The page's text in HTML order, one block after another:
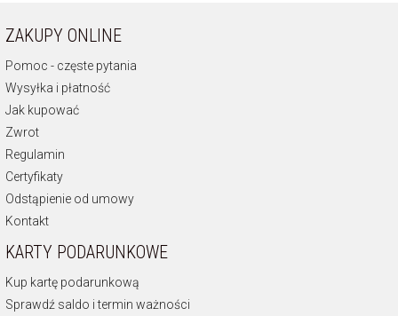
ZAKUPY ONLINE
Pomoc - częste pytania
Wysyłka i płatność
Jak kupować
Zwrot
Regulamin
Certyfikaty
Odstąpienie od umowy
Kontakt
KARTY PODARUNKOWE
Kup kartę podarunkową
Sprawdź saldo i termin ważności